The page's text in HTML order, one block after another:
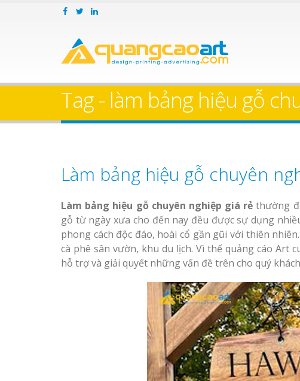
Tag - làm bảng hiệu gỗ
Làm bảng hiệu gỗ chuyên
Làm bảng hiệu gỗ chuyên nghiệp giá rẻ thường
gỗ từ ngày xưa cho đến nay đều được sự dụng
phong cách độc đáo, hoài cổ gần gũi với thiên
cà phê sân vườn, khu du lịch. Vì thế quảng cáo Art
hỗ trợ và giải quyết những vấn đề trên cho quý